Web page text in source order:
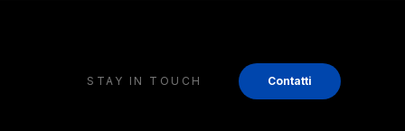
STAY IN TOUCH Contatti